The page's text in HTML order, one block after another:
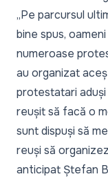
„Pe parcursul
bine spus,
numeroase
au organizat
protestatari
reușit să facă o
sunt dispuși să
reuși să
anticipat Ștefan